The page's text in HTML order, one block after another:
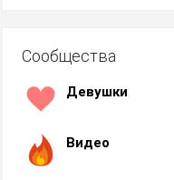
Сообщества
Девушки
Видео